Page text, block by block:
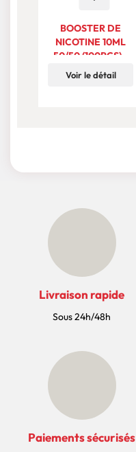
BOOSTER DE
NICOTINE 10ML
50/50 (100PCS) -
MX LAB
Voir le détail
Livraison rapide
Sous 24h/48h
Paiements sécurisés